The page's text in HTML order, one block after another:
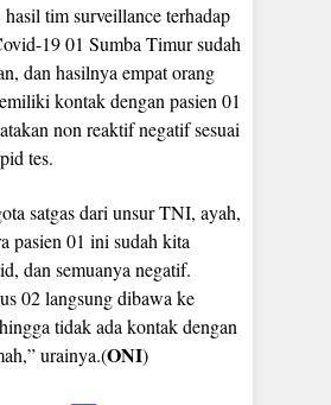
tim surveillance terhadap
19 01 Sumba Timur sudah
dan hasilnya empat orang
kontak dengan pasien 01
non reaktif negatif sesuai
tes.
satgas dari unsur TNI, ayah,
pasien 01 ini sudah kita
dan semuanya negatif.
02 langsung dibawa ke
tidak ada kontak dengan
urainya.(ONI)